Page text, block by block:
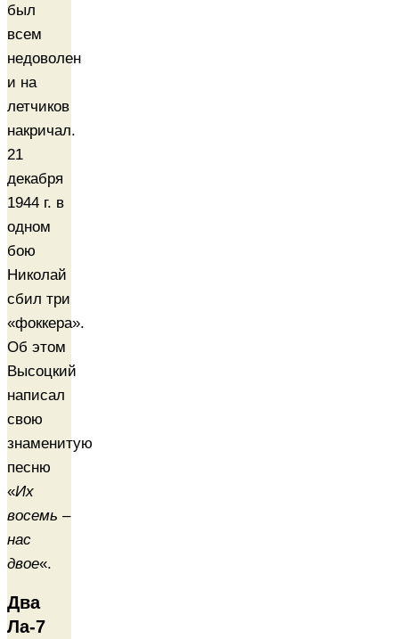
был
всем
недоволен
и на
летчиков
накричал.
21
декабря
1944 г. в
одном
бою
Николай
сбил три
«фоккера».
Об этом
Высоцкий
написал
свою
знаменитую
песню
«Их
восемь –
нас
двое«.
Два
Ла-7